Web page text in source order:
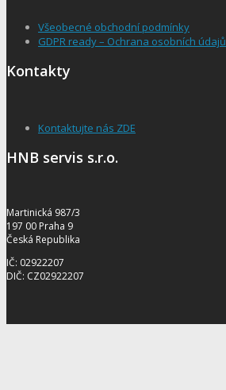
Všeobecné obchodní podmínky
GDPR ready – Ochrana osobních údajů
Kontakty
Kontaktujte nás ZDE
HNB servis s.r.o.
Martinická 987/3
197 00 Praha 9
Česká Republika
IČ: 02922207
DIČ: CZ02922207